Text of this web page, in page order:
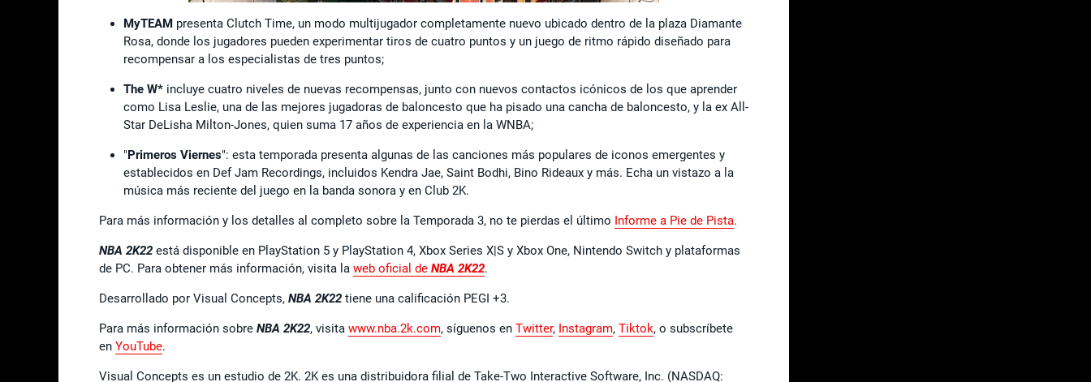
MyTEAM presenta Clutch Time, un modo multijugador completamente nuevo ubicado dentro de la plaza Diamante
Rosa, donde los jugadores pueden experimentar tiros de cuatro puntos y un juego de ritmo rápido diseñado para
recompensar a los especialistas de tres puntos;
The W* incluye cuatro niveles de nuevas recompensas, junto con nuevos contactos icónicos de los que aprender
como Lisa Leslie, una de las mejores jugadoras de baloncesto que ha pisado una cancha de baloncesto, y la ex All-
Star DeLisha Milton-Jones, quien suma 17 años de experiencia en la WNBA;
"Primeros Viernes": esta temporada presenta algunas de las canciones más populares de iconos emergentes y
establecidos en Def Jam Recordings, incluidos Kendra Jae, Saint Bodhi, Bino Rideaux y más. Echa un vistazo a la
música más reciente del juego en la banda sonora y en Club 2K.
Para más información y los detalles al completo sobre la Temporada 3, no te pierdas el último Informe a Pie de Pista.
NBA 2K22 está disponible en PlayStation 5 y PlayStation 4, Xbox Series X|S y Xbox One, Nintendo Switch y plataformas
de PC. Para obtener más información, visita la web oficial de NBA 2K22.
Desarrollado por Visual Concepts, NBA 2K22 tiene una calificación PEGI +3.
Para más información sobre NBA 2K22, visita www.nba.2k.com, síguenos en Twitter, Instagram, Tiktok, o subscríbete
en YouTube.
Visual Concepts es un estudio de 2K. 2K es una distribuidora filial de Take-Two Interactive Software, Inc. (NASDAQ: